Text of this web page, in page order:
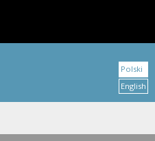
Polski
English